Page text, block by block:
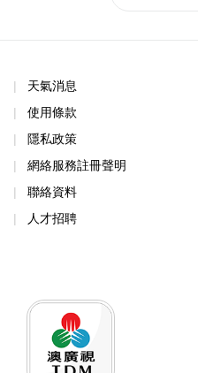
天氣消息
使用條款
隱私政策
網絡服務註冊聲明
聯絡資料
人才招聘